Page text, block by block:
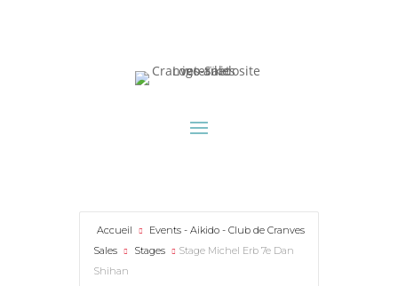
Accueil
Events - Aikido - Club de Cranves
Sales
Stages
Stage Michel Erb 7e Dan
Shihan